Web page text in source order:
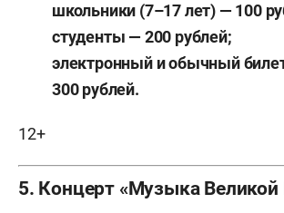
школьники (7–17 лет) — 100
студенты — 200 рублей;
электронный и обычный
300 рублей.
12+
5. Концерт «Музыка